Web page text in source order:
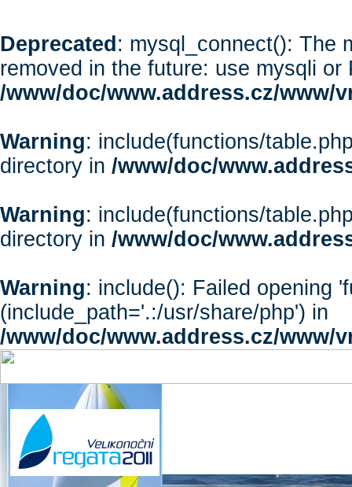
Deprecated : mysql_connect(): The
removed in the future: use mysqli or
/www/doc/www.address.cz/www/
Warning: include(functions/
directory in /www/doc/
Warning: include(functions/
directory in /www/doc/
Warning: include(): Failed opening
(include_path='.:/usr/share/php') in
/www/doc/www.address.cz/www/